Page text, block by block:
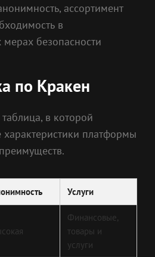
ассортимент
в
безопасности
по Кракен
в которой
платформы
Услуги
Финансовые,
товары и
услуги